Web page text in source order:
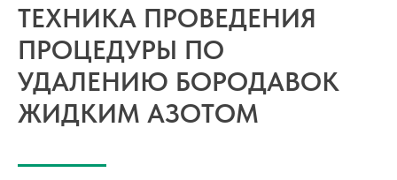
ТЕХНИКА ПРОВЕДЕНИЯ
ПРОЦЕДУРЫ ПО
УДАЛЕНИЮ БОРОДАВОК
ЖИДКИМ АЗОТОМ